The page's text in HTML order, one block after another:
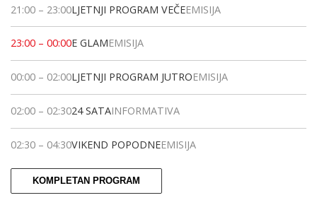
21:00 – 23:00LJETNJI PROGRAM VEČEEMISIJA
23:00 – 00:00E GLAMEMISIJA
00:00 – 02:00LJETNJI PROGRAM JUTROEMISIJA
02:00 – 02:3024 SATAINFORMATIVA
02:30 – 04:30VIKEND POPODNEEMISIJA
KOMPLETAN PROGRAM